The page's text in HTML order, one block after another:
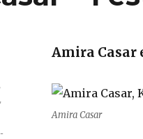
Amira Casar
Amira Casar